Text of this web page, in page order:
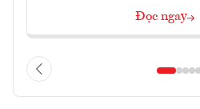
Đọc ngay